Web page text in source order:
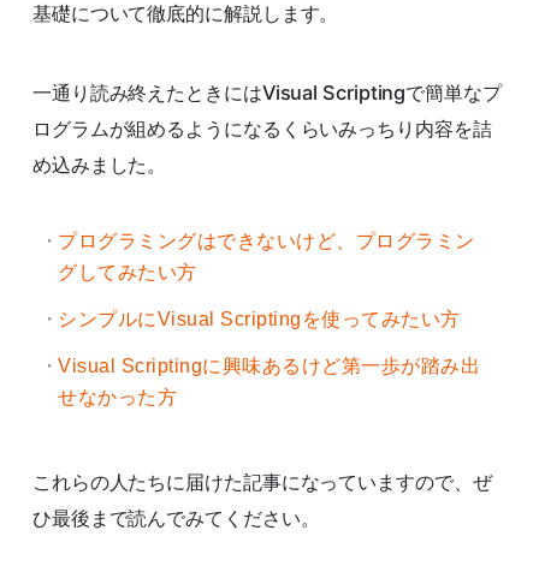
基礎について徹底的に解説します。
一通り読み終えたときにはVisual Scriptingで簡単なプ
ログラムが組めるようになるくらいみっちり内容を詰
め込みました。
プログラミングはできないけど、プログラミン
グしてみたい方
シンプルにVisual Scriptingを使ってみたい方
Visual Scriptingに興味あるけど第一歩が踏み出
せなかった方
これらの人たちに届けた記事になっていますので、ぜ
ひ最後まで読んでみてください。